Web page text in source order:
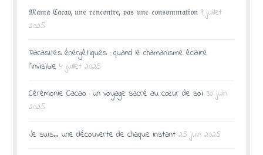
𝔐𝔞𝔪𝔞 ℭ𝔞𝔠𝔞𝔬, 𝔲𝔫𝔢 𝔯𝔢𝔫𝔠𝔬𝔫𝔱𝔯𝔢, 𝔭𝔞𝔰 𝔲𝔫𝔢 𝔠𝔬𝔫𝔰𝔬𝔪𝔪𝔞𝔱𝔦𝔬𝔫 9 juillet
2025
Parasites énergétiques : quand le chamanisme éclaire
l’invisible 4 juillet 2025
Cérémonie Cacao : un voyage sacré au cœur de soi 30 juin
2025
Je suis… une découverte de chaque instant 25 juin 2025